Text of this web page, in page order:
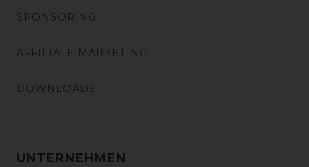
SPONSORING
AFFILIATE MARKETING
DOWNLOADS
UNTERNEHMEN